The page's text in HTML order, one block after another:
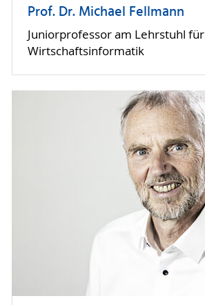
Prof. Dr. Michael Fellmann
Juniorprofessor am Lehrstuhl für
Wirtschaftsinformatik